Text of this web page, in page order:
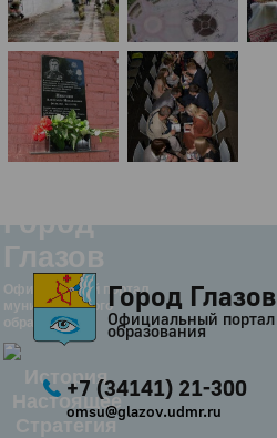
Город
Глазов
Официальный портал
муниципального
образования
История
Настоящее
Стратегия
Город Глазов
Официальный
образования
+7 (34141) 21-300
omsu@glazov.udmr.ru